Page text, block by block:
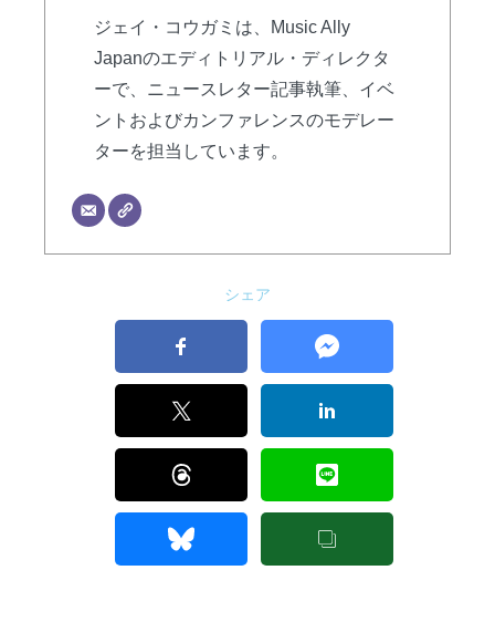
ジェイ・コウガミは、Music Ally
Japanのエディトリアル・ディレクタ
ーで、ニュースレター記事執筆、イベ
ントおよびカンファレンスのモデレー
ターを担当しています。
シェア